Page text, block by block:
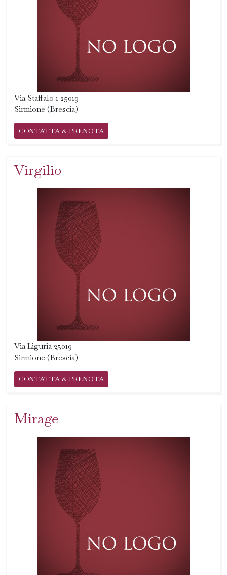
Via Staffalo 1 25019
Sirmione (Brescia)
CONTATTA & PRENOTA
Virgilio
Via Liguria 25019
Sirmione (Brescia)
CONTATTA & PRENOTA
Mirage